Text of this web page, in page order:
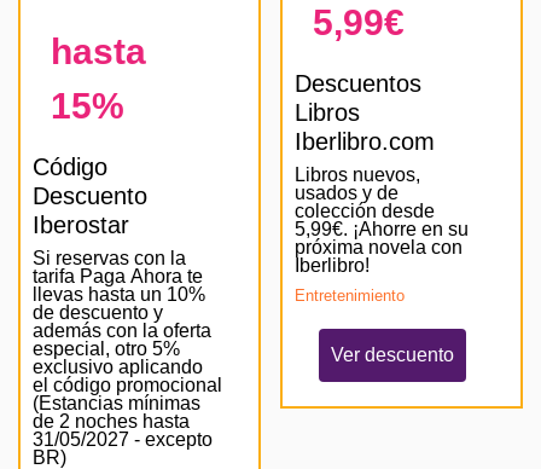
hasta
15%
Código
Descuento
Iberostar
Si reservas con la
tarifa Paga Ahora te
llevas hasta un 10%
de descuento y
además con la oferta
especial, otro 5%
exclusivo aplicando
el código promocional
(Estancias mínimas
de 2 noches hasta
31/05/2027 - excepto
BR)
5,99€
Descuentos
Libros
Iberlibro.com
Libros nuevos,
usados y de
colección desde
5,99€. ¡Ahorre en su
próxima novela con
Iberlibro!
Entretenimiento
Ver descuento